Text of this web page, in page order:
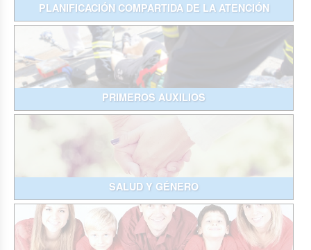
PLANIFICACIÓN COMPARTIDA DE LA ATENCIÓN
PRIMEROS AUXILIOS
SALUD Y GÉNERO